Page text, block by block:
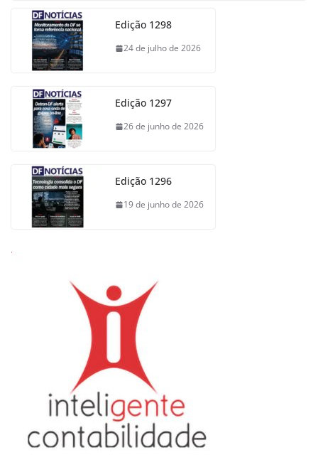
Edição 1298
24 de julho de 2026
Edição 1297
26 de junho de 2026
Edição 1296
19 de junho de 2026